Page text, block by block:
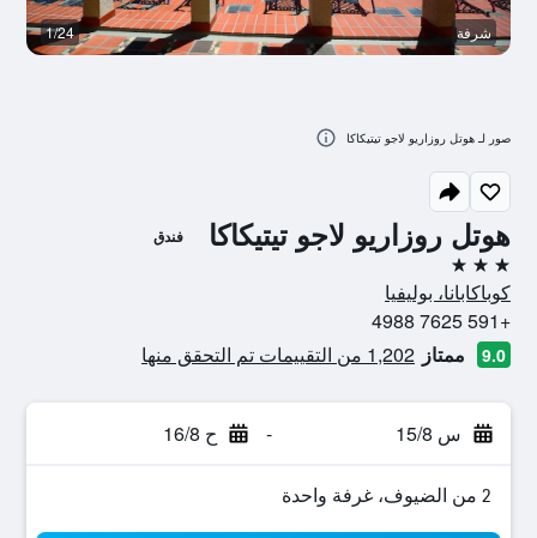
هوتل روزاريو لاجو تيتيكاكا فندق
3 نجوم
كوباكابانا، بوليفيا
+591 7625 4988
9.0 ممتاز 1,202 من التقييمات تم التحقق منها
س 15/8 - ح 16/8
2 من الضيوف، غرفة واحدة
شرفة 1/24
صور لـ هوتل روزاريو لاجو تيتيكاكا